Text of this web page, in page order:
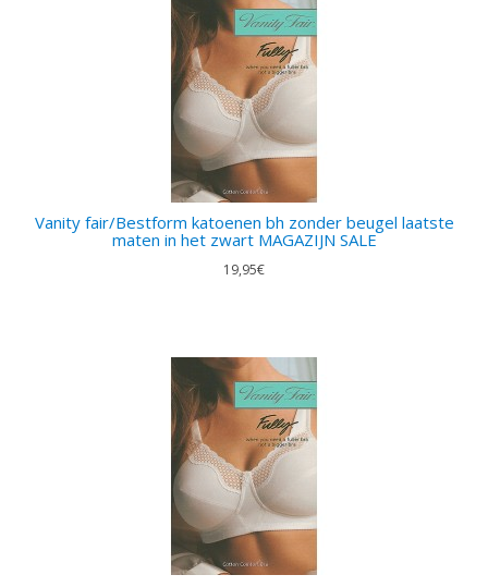
Vanity fair/Bestform katoenen bh zonder beugel laatste
maten in het zwart MAGAZIJN SALE
19,95€